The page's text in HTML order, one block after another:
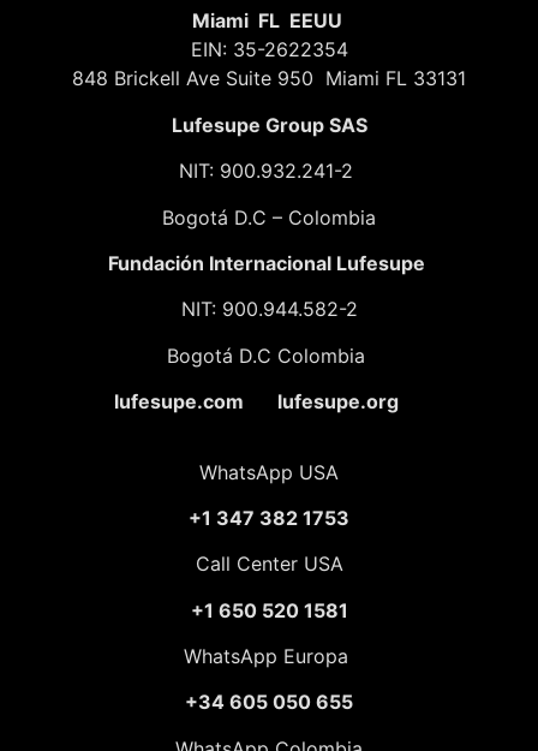
Miami FL EEUU
EIN: 35-2622354
848 Brickell Ave Suite 950 Miami FL 33131
Lufesupe Group SAS
NIT: 900.932.241-2
Bogotá D.C – Colombia
Fundación Internacional Lufesupe
NIT: 900.944.582-2
Bogotá D.C Colombia
lufesupe.com lufesupe.org
WhatsApp USA
+1 347 382 1753
Call Center USA
+1 650 520 1581
WhatsApp Europa
+34 605 050 655